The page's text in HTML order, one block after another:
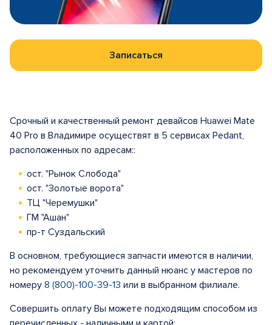
Записаться
Срочный и качественный ремонт девайсов Huawei Mate
40 Pro в Владимире осуществят в 5 сервисах Pedant,
расположенных по адресам::
ост. "Рынок Слобода"
ост. "Золотые ворота"
ТЦ "Черемушки"
ГМ "Ашан"
пр-т Суздальский
В основном, требующиеся запчасти имеются в наличии,
но рекомендуем уточнить данный нюанс у мастеров по
номеру 8 (800)-100-39-13 или в выбранном филиале.
Совершить оплату Вы можете подходящим способом из